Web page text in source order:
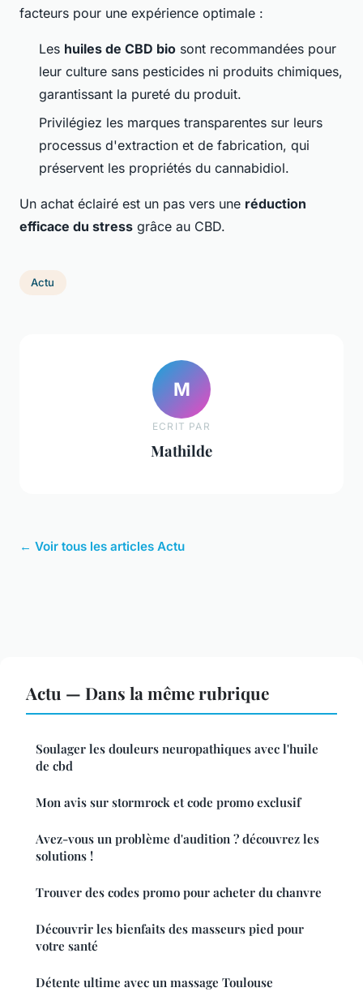
facteurs pour une expérience optimale :
Les huiles de CBD bio sont recommandées pour
leur culture sans pesticides ni produits chimiques,
garantissant la pureté du produit.
Privilégiez les marques transparentes sur leurs
processus d'extraction et de fabrication, qui
préservent les propriétés du cannabidiol.
Un achat éclairé est un pas vers une réduction
efficace du stress grâce au CBD.
Actu
M
ECRIT PAR
Mathilde
← Voir tous les articles Actu
Actu — Dans la même rubrique
Soulager les douleurs neuropathiques avec l'huile
de cbd
Mon avis sur stormrock et code promo exclusif
Avez-vous un problème d'audition ? découvrez les
solutions !
Trouver des codes promo pour acheter du chanvre
Découvrir les bienfaits des masseurs pied pour
votre santé
Détente ultime avec un massage Toulouse